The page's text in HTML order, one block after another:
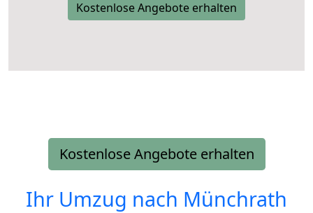
Kostenlose Angebote erhalten
Kostenlose Angebote erhalten
Ihr Umzug nach Münchrath